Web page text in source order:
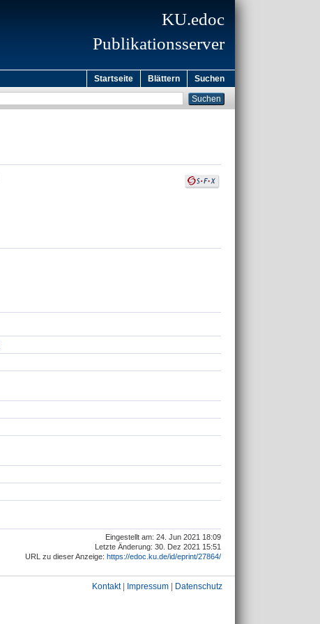
KU.edoc
Publikationsserver
Startseite Blättern Suchen
Eingestellt am: 24. Jun 2021 18:09
Letzte Änderung: 30. Dez 2021 15:51
URL zu dieser Anzeige: https://edoc.ku.de/id/eprint/27864/
Kontakt| Impressum Datenschutz